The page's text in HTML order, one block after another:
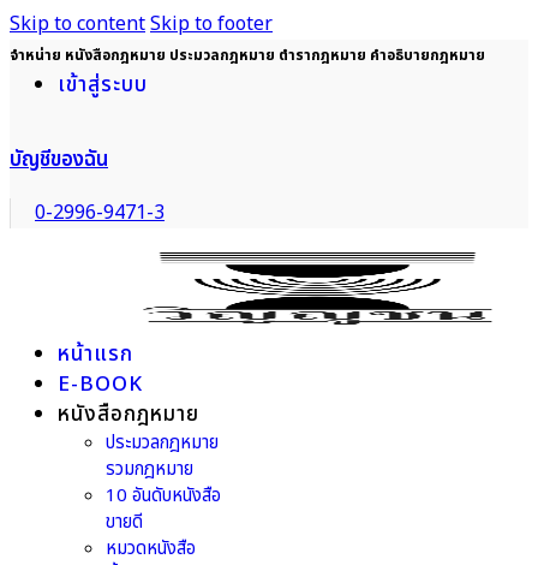
Skip to contentSkip to footer
จำหน่าย หนังสือกฎหมาย ประมวลกฎหมาย ตำรากฎหมาย คำอธิบายกฎหมาย
เข้าสู่ระบบ
บัญชีของฉัน
0-2996-9471-3
หน้าแรก
E-BOOK
หนังสือกฎหมาย
ประมวลกฎหมาย
รวมกฎหมาย
10 อันดับหนังสือ
ขายดี
หมวดหนังสือ